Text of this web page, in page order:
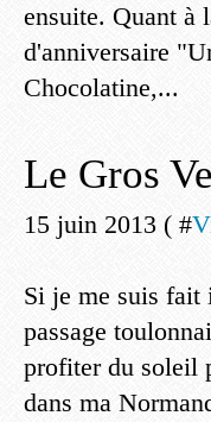
ensuite. Quant à
d'anniversaire
Chocolatine,...
Le Gros
15 juin 2013 ( #
Si je me suis fait
passage
profiter du soleil
dans ma